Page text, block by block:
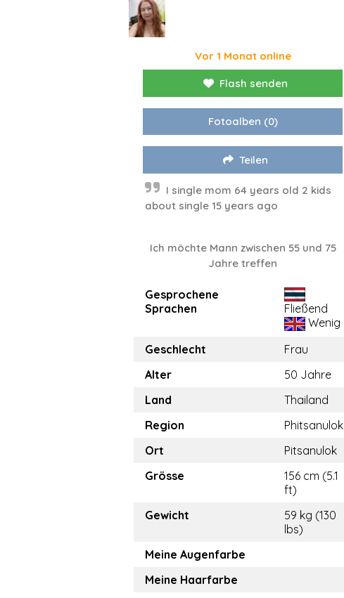
Vor 1 Monat online
Flash senden
Fotoalben (0)
Teilen
I single mom 64 years old 2 kids
about single 15 years ago
Ich möchte Mann zwischen 55 und 75
Jahre treffen
Gesprochene
Sprachen
Fließend
Wenig
Geschlecht
Frau
Alter
50 Jahre
Land
Thailand
Region
Phitsanulok
Ort
Pitsanulok
Grösse
156 cm (5.1
ft)
Gewicht
59 kg (130
lbs)
Meine Augenfarbe
Meine Haarfarbe